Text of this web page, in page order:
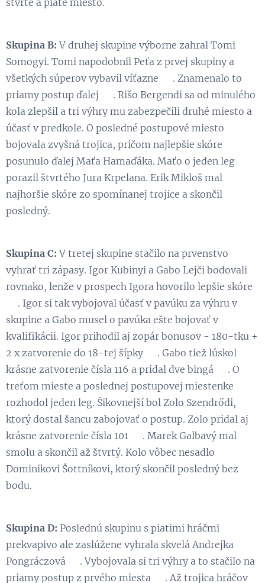
Skupina B: V druhej skupine výborne zahral Tomi
Somogyi. Tomi napodobnil Peťa z prvej skupiny a
všetkých súperov vybavil víťazne 😉. Znamenalo to
priamy postup ďalej 💪. Rišo Bergendi sa od minulého
kola zlepšil a tri výhry mu zabezpečili druhé miesto a
účasť v predkole. O posledné postupové miesto
bojovala zvyšná trojica, pričom najlepšie skóre
posunulo ďalej Maťa Hamaďáka. Maťo o jeden leg
porazil štvrtého Jura Krpelana. Erik Mikloš mal
najhoršie skóre zo spomínanej trojice a skončil
posledný.
Skupina C: V tretej skupine stačilo na prvenstvo
vyhrať tri zápasy. Igor Kubinyi a Gabo Lejči bodovali
rovnako, lenže v prospech Igora hovorilo lepšie skóre
😉. Igor si tak vybojoval účasť v pavúku za výhru v
skupine a Gabo musel o pavúka ešte bojovať v
kvalifikácii. Igor prihodil aj zopár bonusov - 180-tku +
2 x zatvorenie do 18-tej šípky 👏. Gabo tiež lúskol
krásne zatvorenie čísla 116 a pridal dve bingá 😃. O
treťom mieste a poslednej postupovej miestenke
rozhodol jeden leg. Šikovnejší bol Zolo Szendrődi,
ktorý dostal šancu zabojovať o postup. Zolo pridal aj
krásne zatvorenie čísla 101 😃. Marek Galbavý mal
smolu a skončil až štvrtý. Kolo vôbec nesadlo
Dominikovi Šottníkovi, ktorý skončil posledný bez
bodu.
Skupina D: Poslednú skupinu s piatimi hráčmi
prekvapivo ale zaslúžene vyhrala skvelá Andrejka
Pongráczová 😃. Vybojovala si tri výhry a to stačilo na
priamy postup z prvého miesta 👏. Až trojica hráčov